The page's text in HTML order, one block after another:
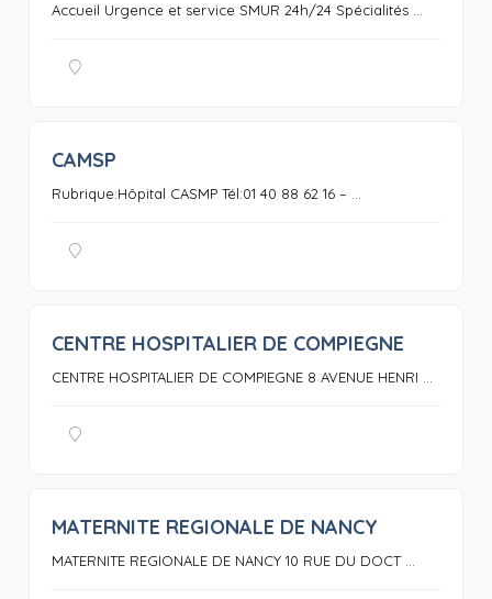
Accueil Urgence et service SMUR 24h/24 Spécialités ...
CAMSP
Rubrique:Hôpital CASMP Tél:01 40 88 62 16 – ...
0
CENTRE HOSPITALIER DE COMPIEGNE
CENTRE HOSPITALIER DE COMPIEGNE 8 AVENUE HENRI ...
MATERNITE REGIONALE DE NANCY
MATERNITE REGIONALE DE NANCY 10 RUE DU DOCT ...